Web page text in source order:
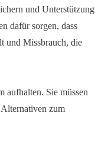
und Unterstützung
dafür sorgen, dass
und Missbrauch, die
aufhalten. Sie müssen
Alternativen zum